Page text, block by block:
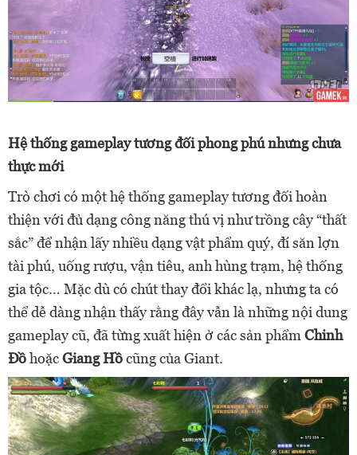
Hệ thống gameplay tương đối phong phú nhưng chưa
thực mới
Trò chơi có một hệ thống gameplay tương đối hoàn
thiện với đủ dạng công năng thú vị như trồng cây “thất
sắc” để nhận lấy nhiều dạng vật phẩm quý, đí săn lợn
tài phú, uống rượu, vận tiêu, anh hùng trạm, hệ thống
gia tộc… Mặc dù có chút thay đổi khác lạ, nhưng ta có
thể dễ dàng nhận thấy rằng đây vẫn là những nội dung
gameplay cũ, đã từng xuất hiện ở các sản phẩm Chinh
ĐồhoặcGiang Hồcũng của Giant.